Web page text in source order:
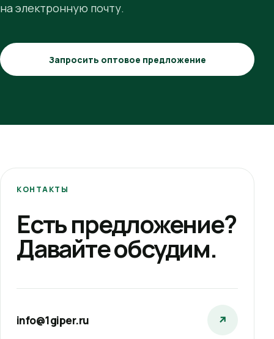
на электронную почту.
Запросить оптовое предложение
КОНТАКТЫ
Есть предложение?
Давайте обсудим.
info@1giper.ru ↗